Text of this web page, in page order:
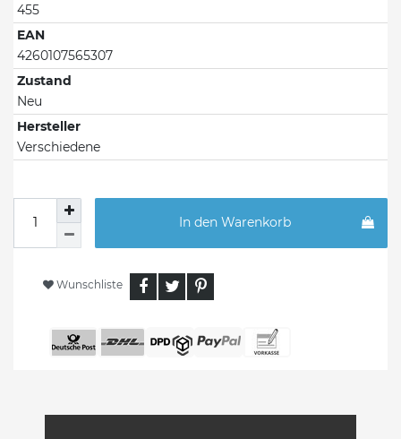
455
EAN
4260107565307
Zustand
Neu
Hersteller
Verschiedene
In den Warenkorb
Wunschliste